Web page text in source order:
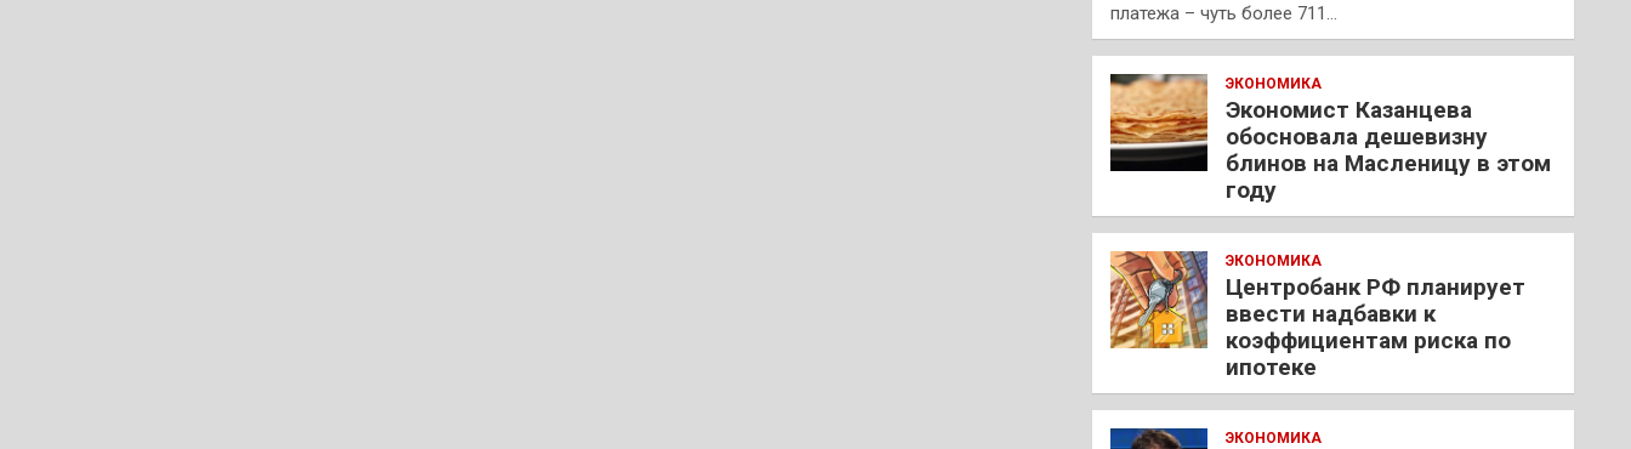
платежа – чуть более 711…
ЭКОНОМИКА
Экономист Казанцева
обосновала дешевизну
блинов на Масленицу в этом
году
ЭКОНОМИКА
Центробанк РФ планирует
ввести надбавки к
коэффициентам риска по
ипотеке
ЭКОНОМИКА